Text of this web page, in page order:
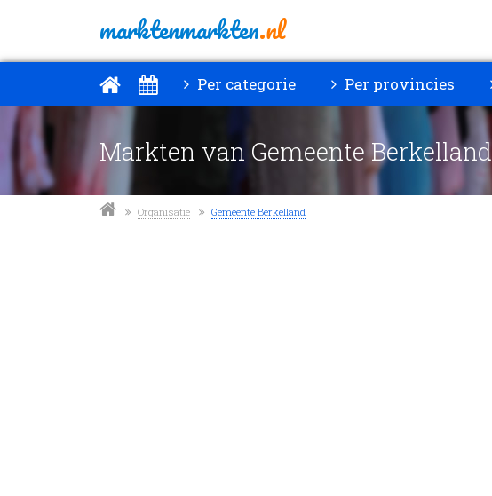
marktenmarkten.nl
Per categorie Per provincies
Markten van Gemeente Berkelland
Organisatie Gemeente Berkelland